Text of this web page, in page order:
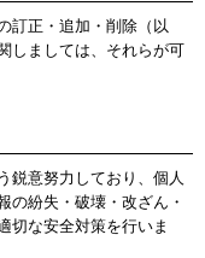
訂正・追加・削除（以
しましては、それらが可
鋭意努力しており、個人
の紛失・破壊・改ざん・
切な安全対策を行いま